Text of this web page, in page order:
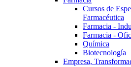
Cursos de
Farmacéutica
Farmacia -
Farmacia -
Química
Biotecnología
Empresa,